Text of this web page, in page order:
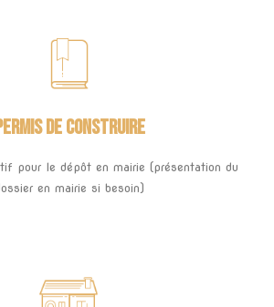
DE CONSTRUIRE
pour le dépôt en mairie (présentation du
en mairie si besoin)